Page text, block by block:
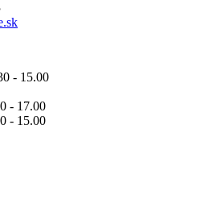
- 15.00
- 17.00
- 15.00